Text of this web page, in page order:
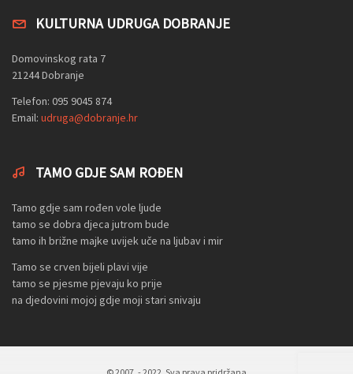
KULTURNA UDRUGA DOBRANJE
Domovinskog rata 7
21244 Dobranje
Telefon: 095 9045 874
Email: udruga@dobranje.hr
TAMO GDJE SAM ROĐEN
Tamo gdje sam rođen vole ljude
tamo se dobra djeca jutrom bude
tamo ih brižne majke uvijek uče na ljubav i mir
Tamo se crven bijeli plavi vije
tamo se pjesme pjevaju ko prije
na djedovini mojoj gdje moji stari snivaju